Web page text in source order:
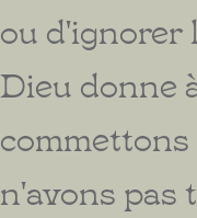
ou d'ignorer
Dieu donne
n'avons pas